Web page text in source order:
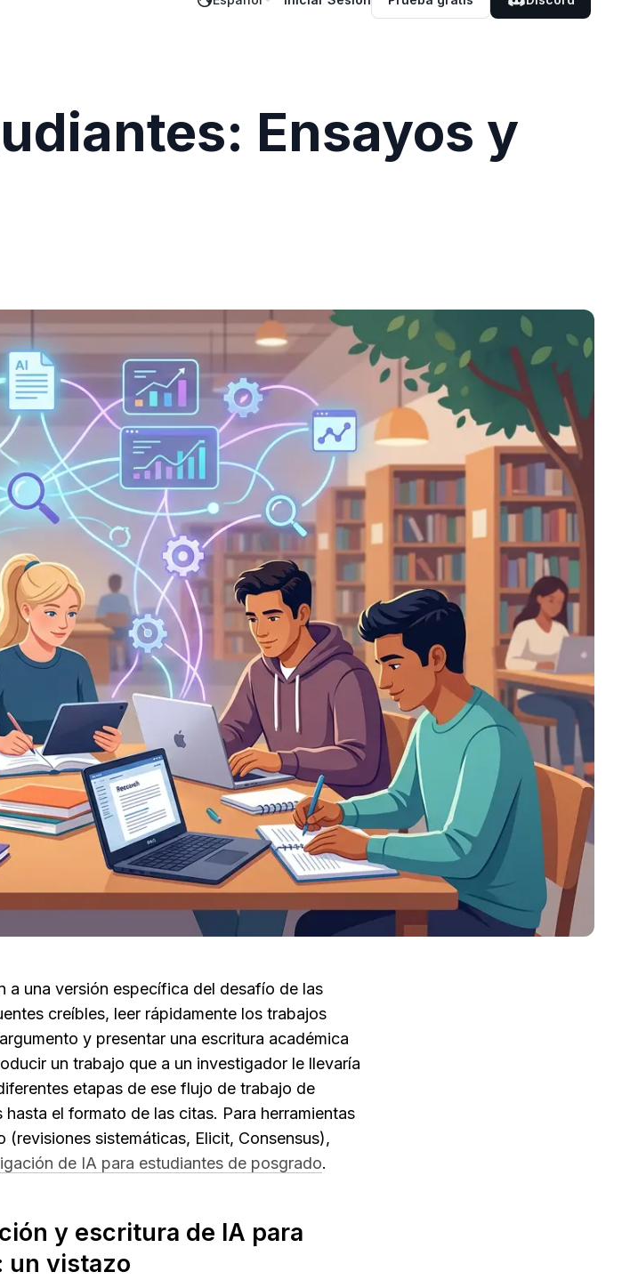
Ensayos y
a una versión específica del desafío de las
creíbles, leer rápidamente los trabajos
y presentar una escritura académica
un trabajo que a un investigador le llevaría
etapas de ese flujo de trabajo de
el formato de las citas. Para herramientas
sistemáticas, Elicit, Consensus),
de IA para estudiantes de posgrado.
y escritura de IA para
un vistazo